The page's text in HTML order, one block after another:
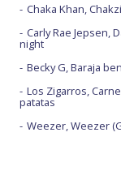
Chaka Khan,
Carly Rae Jepsen,
night
Becky G, Baraja
Los Zigarros,
patatas
Weezer, Weezer